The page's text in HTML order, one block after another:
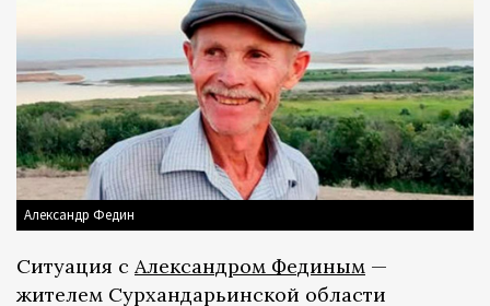
Александр Федин
Ситуация с Александром Фединым —
жителем Сурхандарьинской области